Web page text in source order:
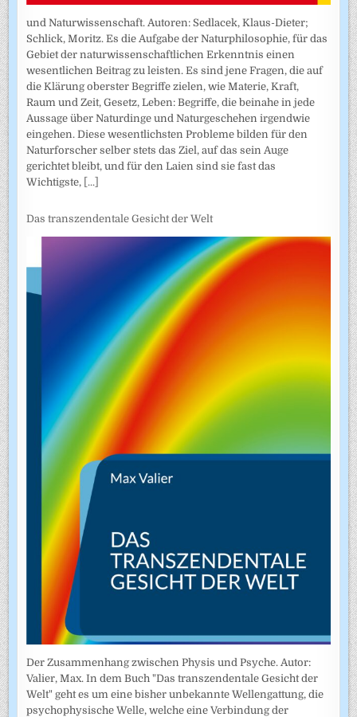
und Naturwissenschaft. Autoren: Sedlacek, Klaus-Dieter;
Schlick, Moritz. Es die Aufgabe der Naturphilosophie, für das
Gebiet der naturwissenschaftlichen Erkenntnis einen
wesentlichen Beitrag zu leisten. Es sind jene Fragen, die auf
die Klärung oberster Begriffe zielen, wie Materie, Kraft,
Raum und Zeit, Gesetz, Leben: Begriffe, die beinahe in jede
Aussage über Naturdinge und Naturgeschehen irgendwie
eingehen. Diese wesentlichsten Probleme bilden für den
Naturforscher selber stets das Ziel, auf das sein Auge
gerichtet bleibt, und für den Laien sind sie fast das
Wichtigste, [...]
Das transzendentale Gesicht der Welt
Der Zusammenhang zwischen Physis und Psyche. Autor:
Valier, Max. In dem Buch "Das transzendentale Gesicht der
Welt" geht es um eine bisher unbekannte Wellengattung, die
psychophysische Welle, welche eine Verbindung der